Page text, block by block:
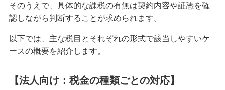
そのうえで、具体的な課税の有無は契約内容や証憑を確
認しながら判断することが求められます。
以下では、主な税目とそれぞれの形式で該当しやすいケ
ースの概要を紹介します。
【法人向け：税金の種類ごとの対応】